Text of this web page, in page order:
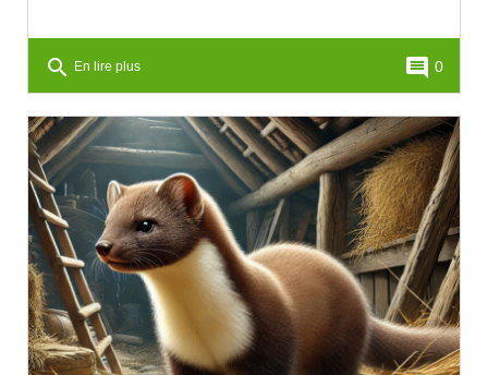
search En lire plus comment 0